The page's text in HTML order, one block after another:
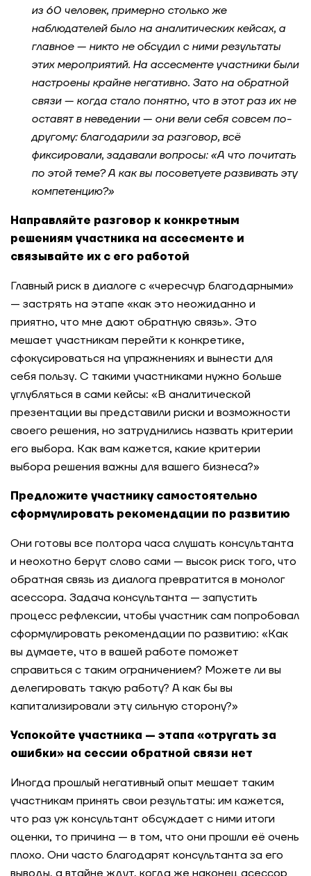
из 60 человек, примерно столько же
наблюдателей было на аналитических кейсах, а
главное — никто не обсудил с ними результаты
этих мероприятий. На ассесменте участники были
настроены крайне негативно. Зато на обратной
связи — когда стало понятно, что в этот раз их не
оставят в неведении — они вели себя совсем по-
другому: благодарили за разговор, всё
фиксировали, задавали вопросы: «А что почитать
по этой теме? А как вы посоветуете развивать эту
компетенцию?»
Направляйте разговор к конкретным
решениям участника на ассесменте и
связывайте их с его работой
Главный риск в диалоге с «чересчур благодарными»
— застрять на этапе «как это неожиданно и
приятно, что мне дают обратную связь». Это
мешает участникам перейти к конкретике,
сфокусироваться на упражнениях и вынести для
себя пользу. С такими участниками нужно больше
углубляться в сами кейсы: «В аналитической
презентации вы представили риски и возможности
своего решения, но затруднились назвать критерии
его выбора. Как вам кажется, какие критерии
выбора решения важны для вашего бизнеса?»
Предложите участнику самостоятельно
сформулировать рекомендации по развитию
Они готовы все полтора часа слушать консультанта
и неохотно берут слово сами — высок риск того, что
обратная связь из диалога превратится в монолог
асессора. Задача консультанта — запустить
процесс рефлексии, чтобы участник сам попробовал
сформулировать рекомендации по развитию: «Как
вы думаете, что в вашей работе поможет
справиться с таким ограничением? Можете ли вы
делегировать такую работу? А как бы вы
капитализировали эту сильную сторону?»
Успокойте участника — этапа «отругать за
ошибки» на сессии обратной связи нет
Иногда прошлый негативный опыт мешает таким
участникам принять свои результаты: им кажется,
что раз уж консультант обсуждает с ними итоги
оценки, то причина — в том, что они прошли её очень
плохо. Они часто благодарят консультанта за его
выводы, а втайне ждут, когда же наконец асессор